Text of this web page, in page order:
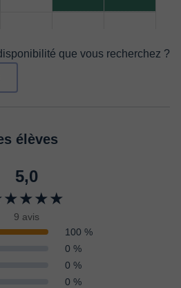
que vous recherchez ?
élèves
5,0
9 avis
100 %
0 %
0 %
0 %